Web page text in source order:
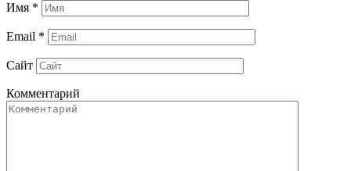
Имя *
Email *
Сайт
Комментарий